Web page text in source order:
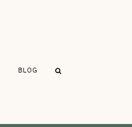
BLOG